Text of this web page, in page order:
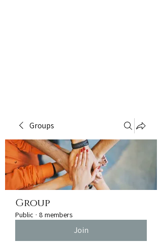
Groups
Group
Public · 8 members
Join